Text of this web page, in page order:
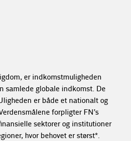
er indkomstmuligheden
samlede globale indkomst. De
er både et nationalt og
forpligter FN’s
sektorer og institutioner
hvor behovet er størst*.